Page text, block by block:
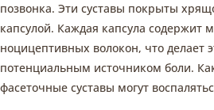
позвонка. Эти суставы покрыты
капсулой. Каждая капсула содержит
ноцицептивных волокон, что делает
потенциальным источником боли.
фасеточные суставы могут